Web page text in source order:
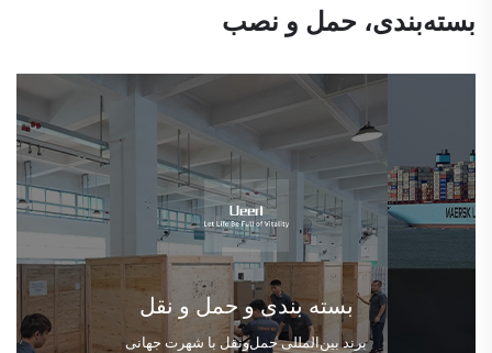
بسته‌بندی، حمل و نصب
بسته بندی و حمل و نقل
برند بین‌المللی حمل‌ونقل با شهرت جهانی